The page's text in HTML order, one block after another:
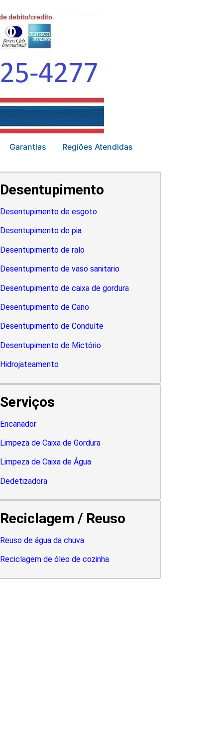
Garantias Regiões Atendidas
Desentupimento
Desentupimento de esgoto
Desentupimento de pia
Desentupimento de ralo
Desentupimento de vaso sanitario
Desentupimento de caixa de gordura
Desentupimento de Cano
Desentupimento de Conduíte
Desentupimento de Mictório
Hidrojateamento
Serviços
Encanador
Limpeza de Caixa de Gordura
Limpeza de Caixa de Água
Dedetizadora
Reciclagem / Reuso
Reuso de água da chuva
Reciclagem de óleo de cozinha